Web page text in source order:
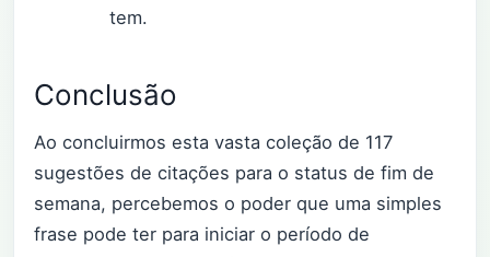
tem.
Conclusão
Ao concluirmos esta vasta coleção de 117
sugestões de citações para o status de fim de
semana, percebemos o poder que uma simples
frase pode ter para iniciar o período de